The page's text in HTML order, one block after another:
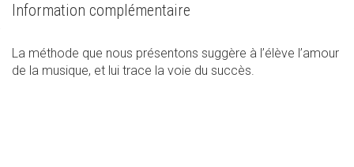
Information complémentaire
La méthode que nous présentons suggère à l’élève l’amour
de la musique, et lui trace la voie du succès.